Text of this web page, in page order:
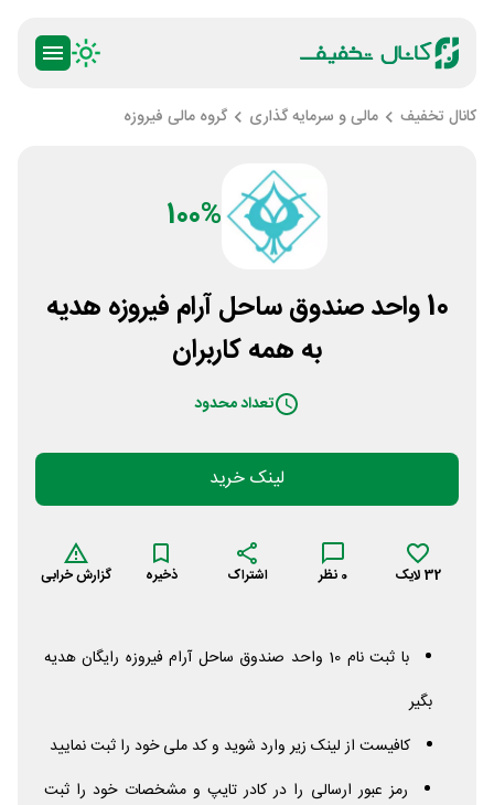
کانال تخفیف مالی و سرمایه گذاری گروه مالی فیروزه
100%
10 واحد صندوق ساحل آرام فیروزه هدیه
به همه کاربران
تعداد محدود
لینک خرید
32 لایک 0 نظر اشتراک ذخیره گزارش خرابی
با ثبت نام 10 واحد صندوق ساحل آرام فیروزه رایگان هدیه
بگیر
کافیست از لینک زیر وارد شوید و کد ملی خود را ثبت نمایید
رمز عبور ارسالی را در کادر تایپ و مشخصات خود را ثبت